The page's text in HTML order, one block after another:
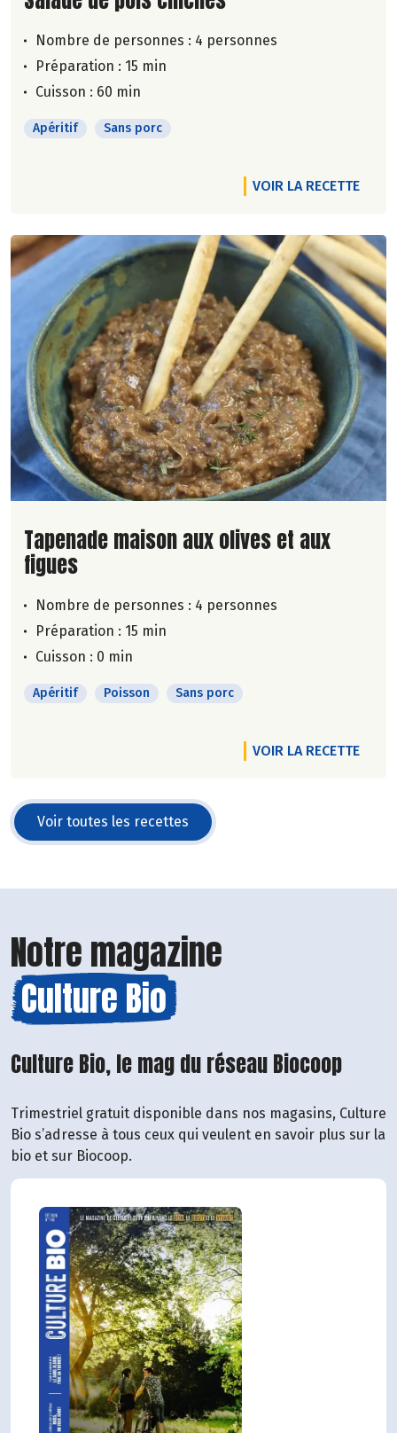
Nombre de personnes : 4 personnes
Préparation : 15 min
Cuisson : 60 min
Apéritif Sans porc
VOIR LA RECETTE
Lire la suite de la recette
Tapenade maison aux olives et aux
figues
Nombre de personnes : 4 personnes
Préparation : 15 min
Cuisson : 0 min
Apéritif Poisson Sans porc
VOIR LA RECETTE
Voir toutes les recettes
Notre magazine
Culture Bio
Culture Bio, le mag du réseau Biocoop
Trimestriel gratuit disponible dans nos magasins, Culture
Bio s’adresse à tous ceux qui veulent en savoir plus sur la
bio et sur Biocoop.